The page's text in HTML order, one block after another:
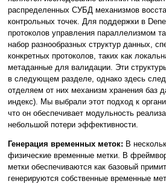
распределенных СУБД механизмов
контрольных точек. Для поддержки в
протоколов управления параллелизмом
набор разнообразных структур данных,
конкретных протоколов, таких как
метаданные для валидации. Эти
в следующем разделе, однако здесь
отделяем от них механизм хранения баз
индекс). Мы выбрали этот подход к
что он обеспечивает модульность
небольшой потери эффективности.
Генерация временных меток: В
физические временные метки. В
метки обеспечиваются как базовый
генерируются собственные временные